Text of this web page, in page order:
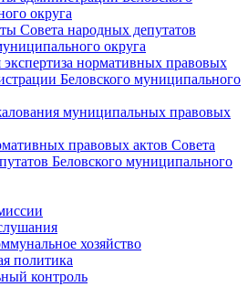
округа
Совета народных депутатов
округа
экспертиза нормативных правовых
Беловского муниципального
муниципальных правовых
правовых актов Совета
Беловского муниципального
хозяйство
политика
контроль